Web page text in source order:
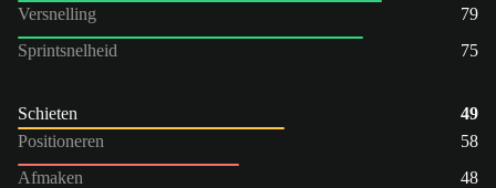
Versnelling
79
Sprintsnelheid
75
Schieten
49
Positioneren
58
Afmaken
48